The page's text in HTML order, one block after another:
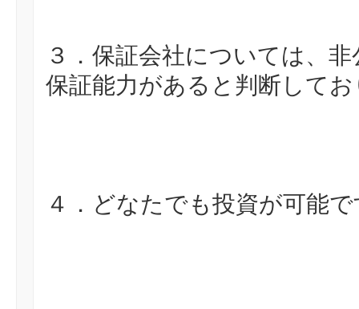
３．保証会社については、
保証能力があると判断して
４．どなたでも投資が可能